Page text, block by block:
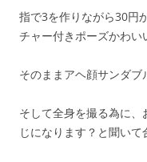
指で3を作りながら30円
チャー付きポーズかわい
そのままアヘ顔サンダブ
そして全身を撮る為に
じになります？と聞いて